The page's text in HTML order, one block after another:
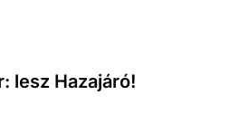
lesz Hazajáró!